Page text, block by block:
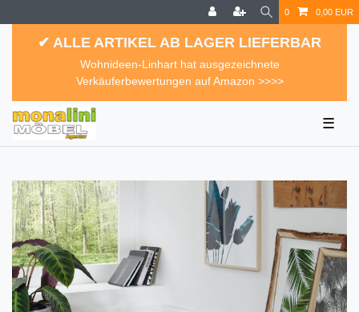
0 0,00 EUR
✔ ALLE ARTIKEL AB LAGER LIEFERBAR
Wohnideen-Linhart hat ausgezeichnete
Verkäuferbewertungen auf Amazon >>>>
☰